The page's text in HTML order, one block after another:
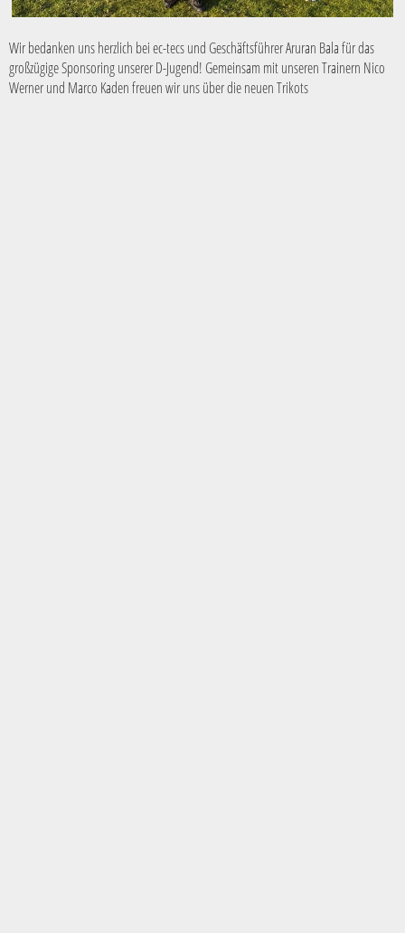
Wir bedanken uns herzlich bei ec-tecs und Geschäftsführer Aruran Bala für das
großzügige Sponsoring unserer D-Jugend! Gemeinsam mit unseren Trainern Nico
Werner und Marco Kaden freuen wir uns über die neuen Trikots